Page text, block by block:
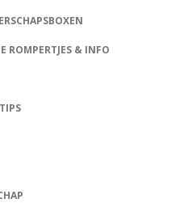
ROMPERTJES & INFO